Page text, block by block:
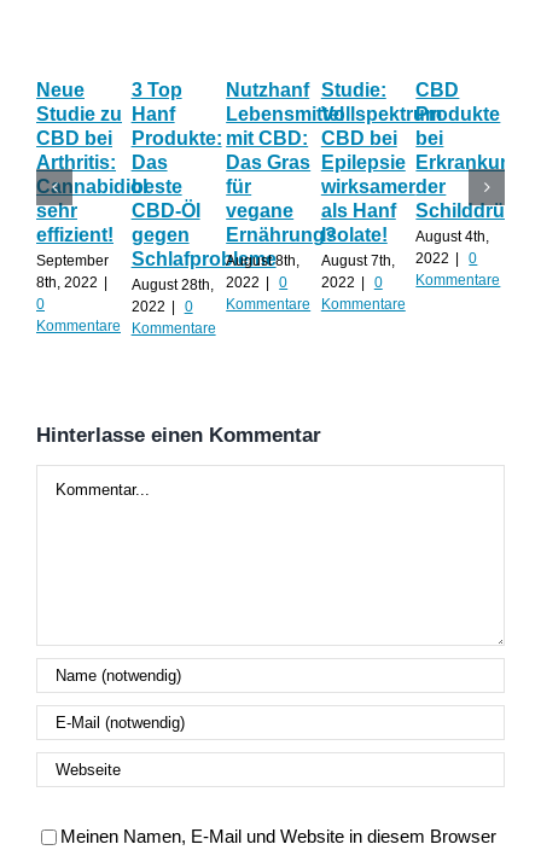
Neue
Studie zu
CBD bei
Arthritis:
Cannabidiol
sehr
effizient!
September
8th, 2022 |
0
Kommentare
3 Top
Hanf
Produkte:
Das
beste
CBD-Öl
gegen
Schlafprobleme
August 28th,
2022 |
0
Kommentare
Nutzhanf
Lebensmittel
mit CBD:
Das Gras
für
vegane
Ernährung?
August 8th,
2022 |
0
Kommentare
Studie:
Vollspektrum
CBD bei
Epilepsie
wirksamer
als Hanf
Isolate!
August 7th,
2022 |
0
Kommentare
CBD
Produkte
bei
der
Schilddrüse
August 4th,
2022 |
0
Kommentare
Hinterlasse einen Kommentar
Meinen Namen, E-Mail und Website in diesem Browser